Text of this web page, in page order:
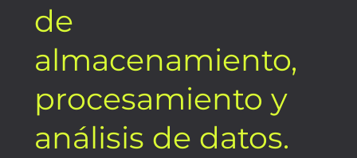
de
almacenamiento,
procesamiento y
análisis de datos.